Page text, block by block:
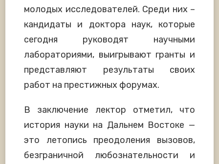
молодых исследователей. Среди них –
кандидаты и доктора наук, которые
сегодня руководят научными
лабораториями, выигрывают гранты и
представляют результаты своих
работ на престижных форумах.
В заключение лектор отметил, что
история науки на Дальнем Востоке —
это летопись преодоления вызовов,
безграничной любознательности и